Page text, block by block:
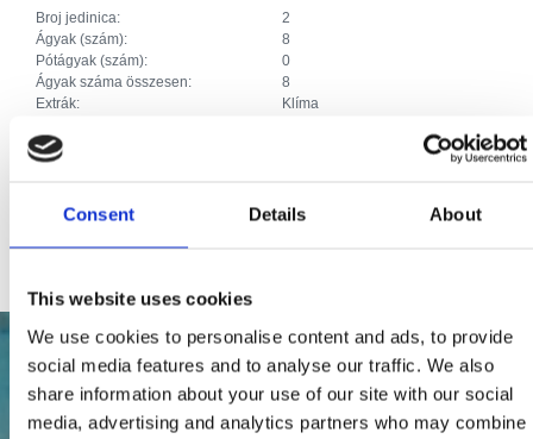
Consent Details About
This website uses cookies
We use cookies to personalise content and ads, to provide
social media features and to analyse our traffic. We also
share information about your use of our site with our social
media, advertising and analytics partners who may combine
Broj jedinica:
2
Ágyak (szám):
8
Pótágyak (szám):
0
Ágyak száma összesen:
8
Extrák:
Klíma
Házikedvencek